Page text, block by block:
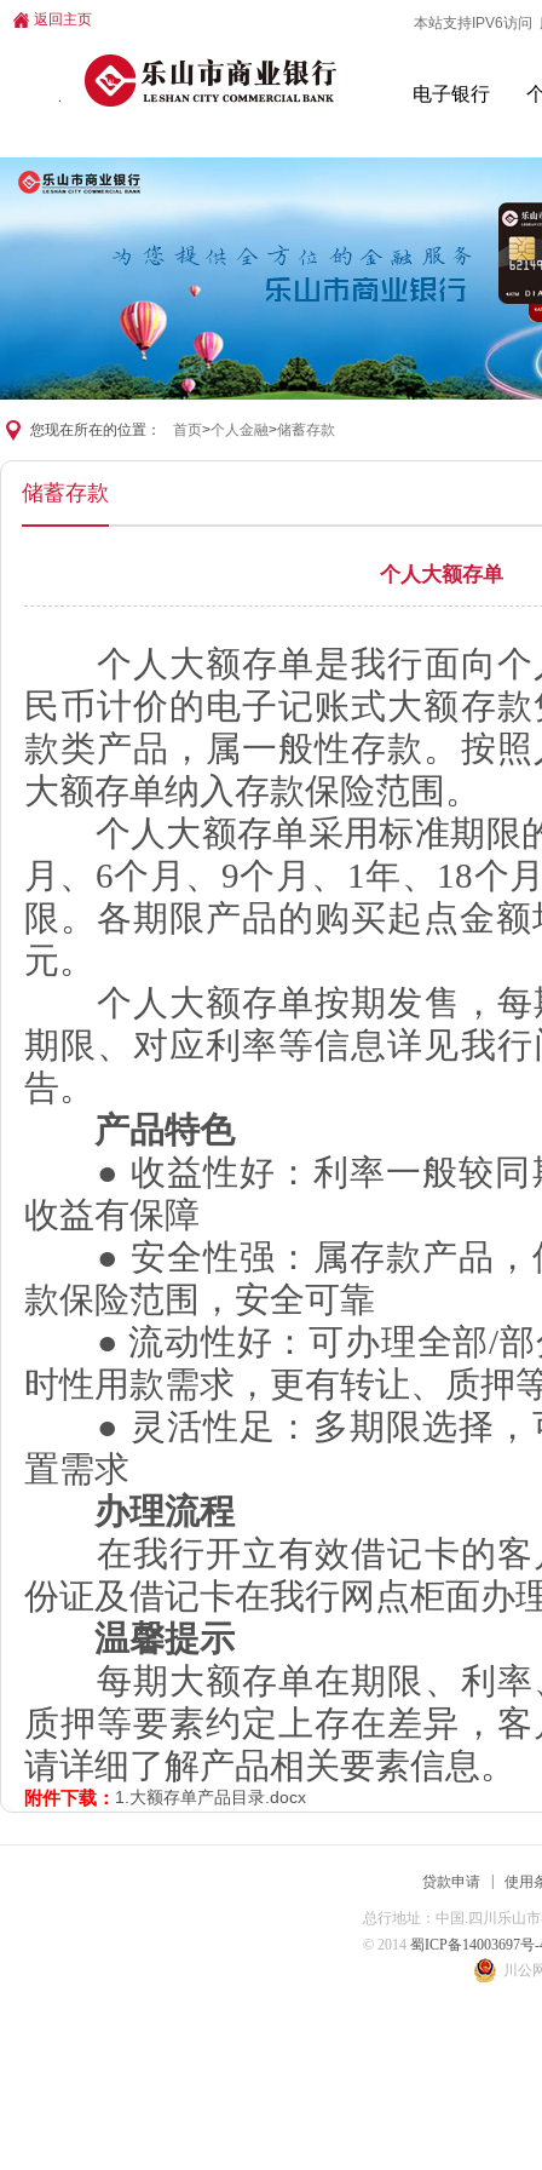
返回主页 本站支持IPV6访问
电子银行
您现在所在的位置： 首页>个人金融>储蓄存款
储蓄存款
个人大额存单
个人大额存单是我行面向
民币计价的电子记账式大额存
款类产品，属一般性存款。按
大额存单纳入存款保险范围。
个人大额存单采用标准期限
月、 6个月、 9个月、 1年、 18个
限。各期限产品的购买起点金
元。
个人大额存单按期发售，
期限、对应利率等信息详见我
告。
产品特色
● 收益性好：利率一般较
收益有保障
● 安全性强：属存款产品
款保险范围，安全可靠
●流动性好：可办理全部/
时性用款需求，更有转让、质押
● 灵活性足：多期限选择
置需求
办理流程
在我行开立有效借记卡的
份证及借记卡在我行网点柜面办
温馨提示
每期大额存单在期限、利
质押等要素约定上存在差异，
请详细了解产品相关要素信息。
附件下载： 1. 大额存单产品目录.docx
贷款申请 使用
总行地址：中国.四川乐山
© 2014 蜀ICP备14003697号-
川公